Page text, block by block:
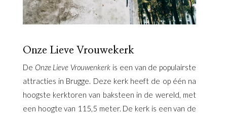
Onze Lieve Vrouwekerk
De Onze Lieve Vrouwenkerk is een van de populairste
attracties in Brugge. Deze kerk heeft de op één na
hoogste kerktoren van baksteen in de wereld, met
een hoogte van 115,5 meter. De kerk is een van de